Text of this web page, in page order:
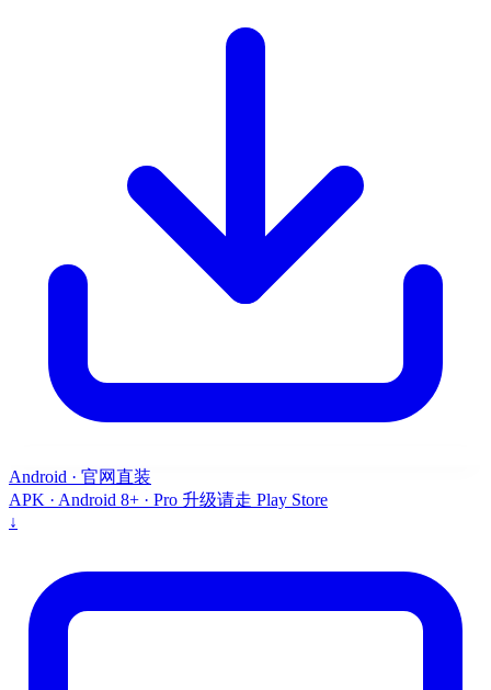
Android · 官网直装
APK · Android 8+ · Pro 升级请走 Play Store
↓